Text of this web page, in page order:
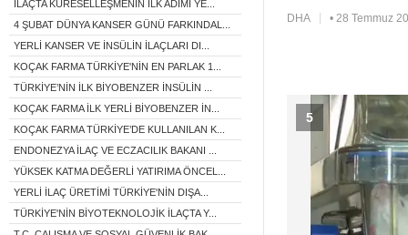
İLAÇTA KÜRESELLEŞMENİN İLK ADIMI YE...
4 ŞUBAT DÜNYA KANSER GÜNÜ FARKINDAL...
YERLİ KANSER VE İNSÜLİN İLAÇLARI DI...
KOÇAK FARMA TÜRKİYE'NİN EN PARLAK 1...
TÜRKİYE’NİN İLK BİYOBENZER İNSÜLİN ...
KOÇAK FARMA İLK YERLİ BİYOBENZER İN...
KOÇAK FARMA TÜRKİYE’DE KULLANILAN K...
ENDONEZYA İLAÇ VE ECZACILIK BAKANI ...
YÜKSEK KATMA DEĞERLİ YATIRIMA ÖNCEL...
YERLİ İLAÇ ÜRETİMİ TÜRKİYE'NİN DIŞA...
TÜRKİYE'NİN BİYOTEKNOLOJİK İLAÇTA Y...
DHA • 28 Temmuz
5